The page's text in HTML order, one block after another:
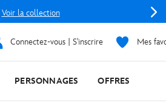
Voir la collection
Connectez-vous | S'inscrire Mes
PERSONNAGES OFFRES